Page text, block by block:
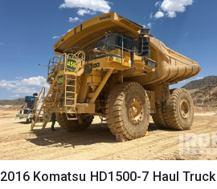
2016 Komatsu HD1500-7 Haul Truck